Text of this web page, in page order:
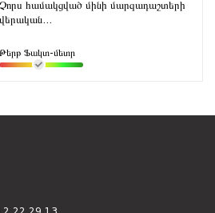
Չորս համակցված մինի մարզադաշտերի
վերական...
Թերթ Ֆակտ-մետր